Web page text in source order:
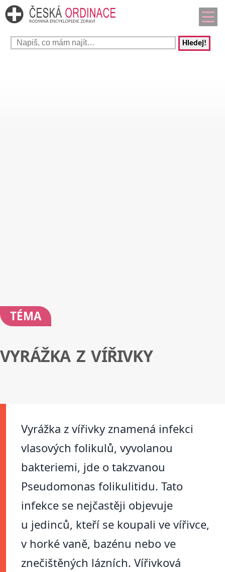
Hledej!
TÉMA
VYRÁŽKA Z VÍŘIVKY
Vyrážka z vířivky znamená infekci
vlasových folikulů, vyvolanou
bakteriemi, jde o takzvanou
Pseudomonas folikulitidu. Tato
infekce se nejčastěji objevuje
u jedinců, kteří se koupali ve vířivce,
v horké vaně, bazénu nebo ve
znečištěných lázních. Vířivková